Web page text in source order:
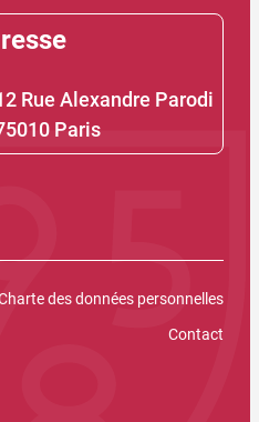
Rue Alexandre Parodi
Paris
des données personnelles
Contact